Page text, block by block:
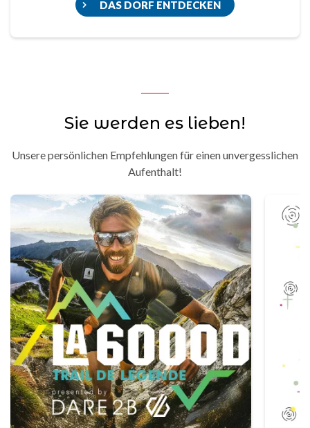
DAS DORF ENTDECKEN
Sie werden es lieben!
Unsere persönlichen Empfehlungen für einen unvergesslichen
Aufenthalt!